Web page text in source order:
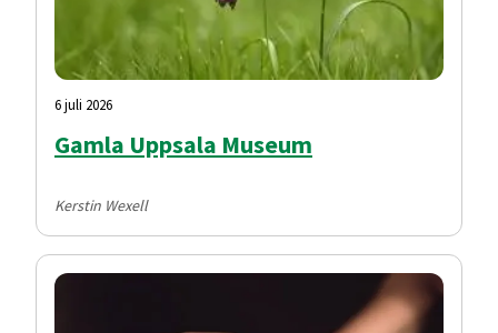
6 juli 2026
Gamla Uppsala Museum
Kerstin Wexell